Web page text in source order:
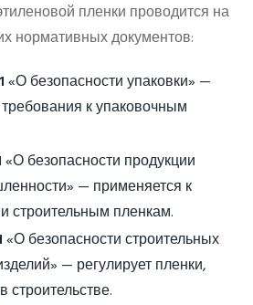
пленки проводится на
нормативных документов:
«О безопасности упаковки» —
к упаковочным
«О безопасности продукции
— применяется к
строительным пленкам.
«О безопасности строительных
— регулирует пленки,
строительстве.